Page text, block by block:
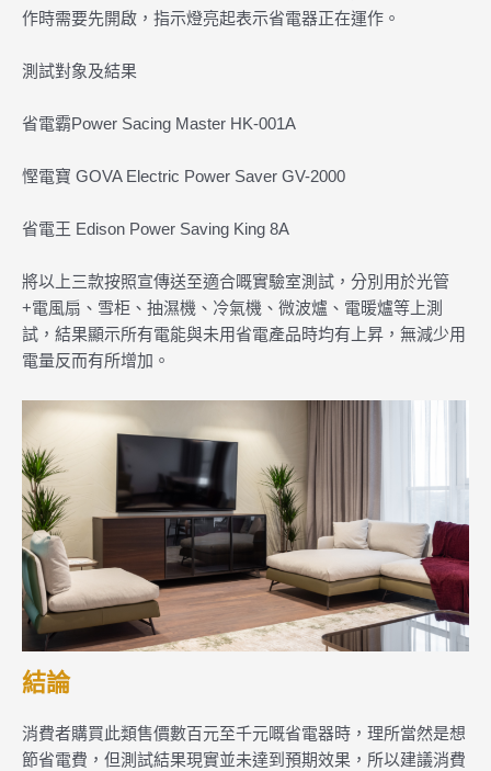
作時需要先開啟，指示燈亮起表示省電器正在運作。
測試對象及結果
省電霸Power Sacing Master HK-001A
慳電寶 GOVA Electric Power Saver GV-2000
省電王 Edison Power Saving King 8A
將以上三款按照宣傳送至適合嘅實驗室測試，分別用於光管
+電風扇、雪柜、抽濕機、冷氣機、微波爐、電暖爐等上測
試，結果顯示所有電能與未用省電產品時均有上昇，無減少用
電量反而有所增加。
結論
消費者購買此類售價數百元至千元嘅省電器時，理所當然是想
節省電費，但測試結果現實並未達到預期效果，所以建議消費